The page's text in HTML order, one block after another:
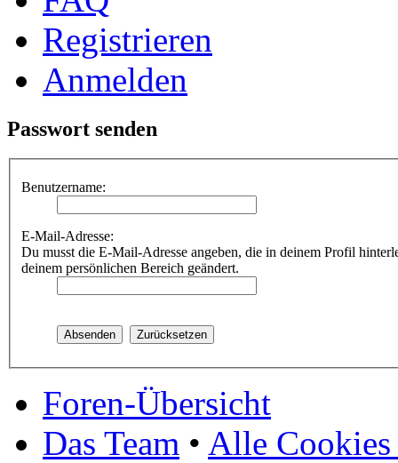
Registrieren
Anmelden
Passwort senden
Benutzername:
E-Mail-Adresse:
Du musst die E-Mail-Adresse angeben, die in deinem Profil
deinem persönlichen Bereich geändert.
Foren-Übersicht
Das Team • Alle Cookies